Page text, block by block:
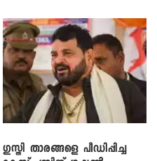
​ഗുസ്തി താരങ്ങളെ പീഡിപ്പിച്ച